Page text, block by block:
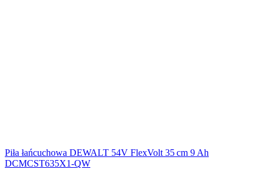
Piła łańcuchowa DEWALT 54V FlexVolt 35 cm 9 Ah
DCMCST635X1-QW